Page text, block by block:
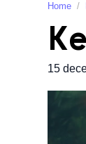
Home
15